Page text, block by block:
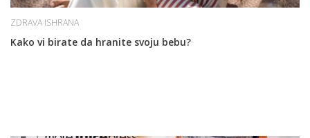
ZDRAVA ISHRANA
Kako vi birate da hranite svoju bebu?